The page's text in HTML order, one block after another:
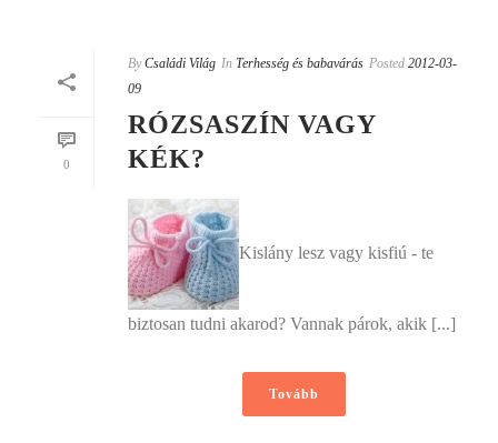
0
By Családi Világ In Terhesség és babavárás Posted 2012-03-
09
RÓZSASZÍN VAGY
KÉK?
Kislány lesz vagy kisfiú - te
biztosan tudni akarod? Vannak párok, akik [...]
Tovább